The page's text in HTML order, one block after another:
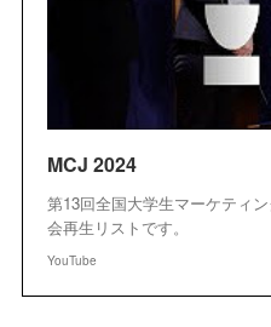
MCJ 2024
第13回全国大学生マーケティ
会再生リストです。
YouTube